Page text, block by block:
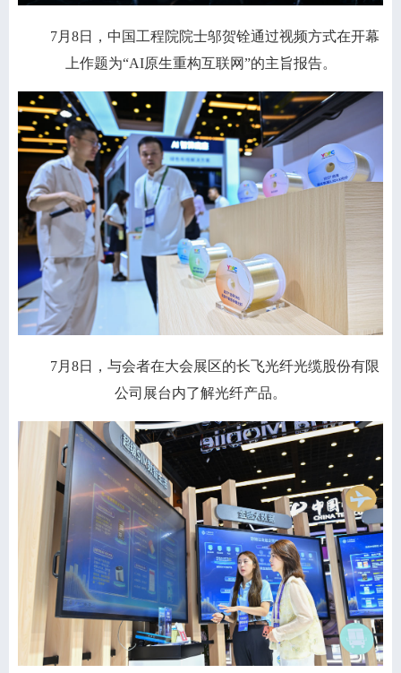
7月8日，中国工程院院士邬贺铨通过视频方式在开幕
上作题为“AI原生重构互联网”的主旨报告。
7月8日，与会者在大会展区的长飞光纤光缆股份有限
公司展台内了解光纤产品。